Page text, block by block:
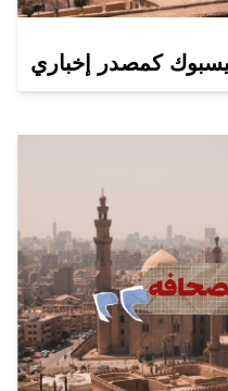
كمصدر إخباري